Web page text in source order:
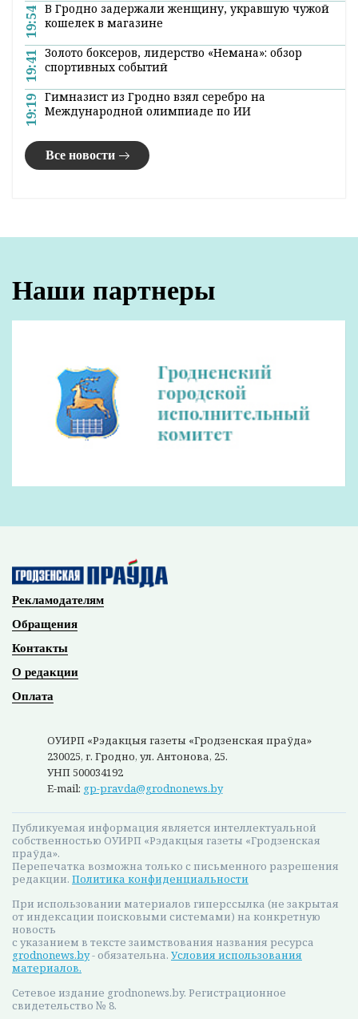
19:54 В Гродно задержали женщину, укравшую чужой
кошелек в магазине
19:41 Золото боксеров, лидерство «Немана»: обзор
спортивных событий
19:19 Гимназист из Гродно взял серебро на
Международной олимпиаде по ИИ
Все новости
Наши партнеры
Рекламодателям
Обращения
Контакты
О редакции
Оплата
ОУИРП «Рэдакцыя газеты «Гродзенская праўда»
230025, г. Гродно, ул. Антонова, 25.
УНП 500034192
E-mail: gp-pravda@grodnonews.by
Публикуемая информация является интеллектуальной
собственностью ОУИРП «Рэдакцыя газеты «Гродзенская
праўда».
Перепечатка возможна только с письменного разрешения
редакции. Политика конфиденциальности
При использовании материалов гиперссылка (не закрытая
от индексации поисковыми системами) на конкретную
новость
с указанием в тексте заимствования названия ресурса
grodnonews.by- обязательна. Условия использования
материалов.
Сетевое издание grodnonews.by. Регистрационное
свидетельство № 8.